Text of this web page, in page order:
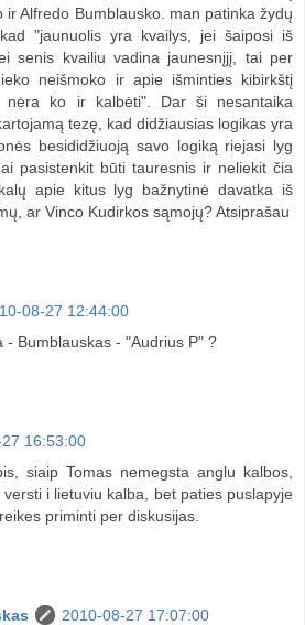
ir Alfredo Bumblausko. man patinka žydų
"jaunuolis yra kvailys, jei šaiposi iš
senis kvailiu vadina jaunesnįjį, tai per
neišmoko ir apie išminties kibirkštį
nėra ko ir kalbėti". Dar ši nesantaika
tezę, kad didžiausias logikas yra
besididžiuoją savo logiką riejasi lyg
pasistenkit būti tauresnis ir neliekit čia
apie kitus lyg bažnytinė davatka iš
ar Vinco Kudirkos sąmojų? Atsiprašau
08-27 12:44:00
- Bumblauskas - "Audrius P" ?
16:53:00
siaip Tomas nemegsta anglu kalbos,
i lietuviu kalba, bet paties puslapyje
priminti per diskusijas.
2010-08-27 17:07:00